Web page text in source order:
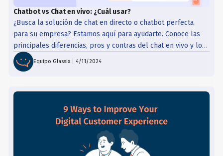
Chatbot vs Chat en vivo: ¿Cuál usar?
¿Busca la solución de chat en directo o chatbot perfecta
para su empresa? Estamos aquí para ayudarte. Conoce las
principales diferencias, pros y contras del chat en vivo y los
chatbots en nuestro último post.
Equipo Glassix |4/11/2024